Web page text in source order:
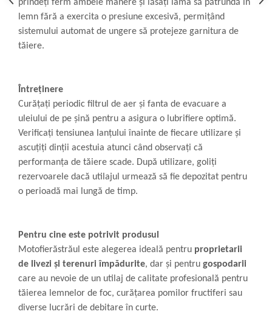
prindeți ferm ambele mânere și lăsați lama să pătrundă în
lemn fără a exercita o presiune excesivă, permițând
sistemului automat de ungere să protejeze garnitura de
tăiere.
Întreținere
Curățați periodic filtrul de aer și fanta de evacuare a
uleiului de pe șină pentru a asigura o lubrifiere optimă.
Verificați tensiunea lanțului înainte de fiecare utilizare și
ascuțiți dinții acestuia atunci când observați că
performanța de tăiere scade. După utilizare, goliți
rezervoarele dacă utilajul urmează să fie depozitat pentru
o perioadă mai lungă de timp.
Pentru cine este potrivit produsul
Motofierăstrăul este alegerea ideală pentru proprietarii
de livezi și terenuri împădurite, dar și pentru gospodarii
care au nevoie de un utilaj de calitate profesională pentru
tăierea lemnelor de foc, curățarea pomilor fructiferi sau
diverse lucrări de debitare în curte.